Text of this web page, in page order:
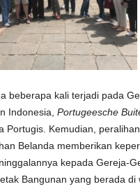
beberapa kali terjadi pada
Indonesia, Portugeesche
Portugis. Kemudian,
Belanda memberikan
kepada Gereja-
Bangunan yang berada di